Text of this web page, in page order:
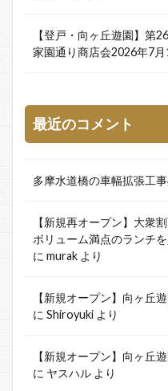
【登戸・向ヶ丘遊園】第
家園通り商店会2026年7月
最近のコメント
多摩水道橋の車幅拡張工
【新規再オープン】大衆
ボリューム満点のランチを
に murak より
【新規オープン】向ヶ丘
に Shiroyuki より
【新規オープン】向ヶ丘
に ヤスハル より